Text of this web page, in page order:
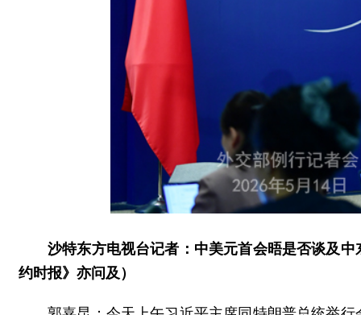
沙特东方电视台记者：中美元首会晤是否谈及
约时报》亦问及）